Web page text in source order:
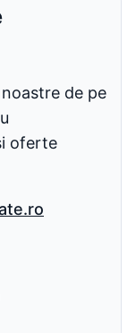
de pe
oferte